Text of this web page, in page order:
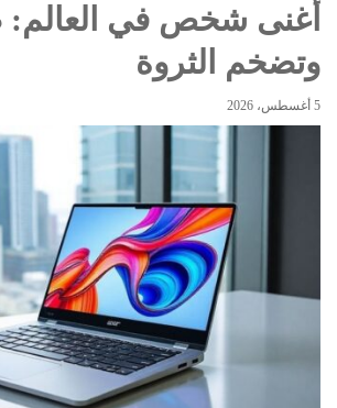
أغنى شخص في العالم:
وتضخم الثروة
5 أغسطس، 2026